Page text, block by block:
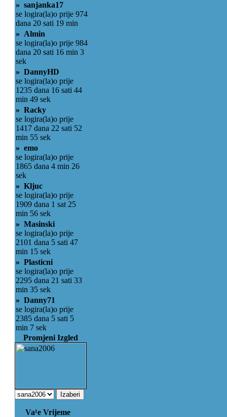
» sanjanka17
se logira(la)o prije 974
dana 20 sati 19 min
» Almin
se logira(la)o prije 984
dana 20 sati 16 min 3
sek
» DannyHD
se logira(la)o prije
1235 dana 16 sati 44
min 49 sek
» Racky
se logira(la)o prije
1417 dana 22 sati 52
min 55 sek
» emo
se logira(la)o prije
1865 dana 4 min 26
sek
» Kljuc
se logira(la)o prije
1909 dana 1 sat 25
min 56 sek
» Masinski
se logira(la)o prije
2101 dana 5 sati 47
min 15 sek
» Plasticni
se logira(la)o prije
2295 dana 21 sati 33
min 35 sek
» Danny71
se logira(la)o prije
2385 dana 5 sati 5
min 7 sek
Promjeni Izgled
Va¹e Vrijeme